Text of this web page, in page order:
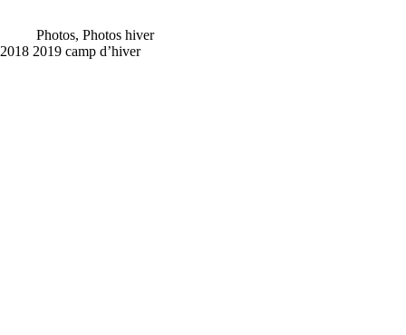
Photos, Photos hiver
2018 2019 camp d’hiver